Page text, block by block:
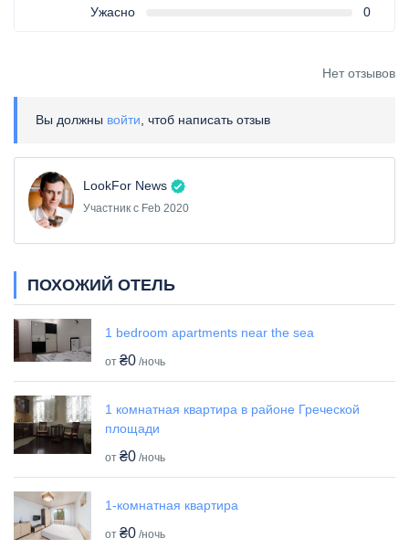
Ужасно 0
Нет отзывов
Вы должны войти , чтоб написать отзыв
LookFor News
Участник с Feb 2020
ПОХОЖИЙ ОТЕЛЬ
1 bedroom apartments near the sea
от ₴0 /ночь
1 комнатная квартира в районе Греческой
площади
от ₴0 /ночь
1-комнатная квартира
от ₴0 /ночь